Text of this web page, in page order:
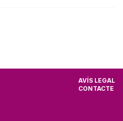
AVÍS LEGAL
CONTACTE